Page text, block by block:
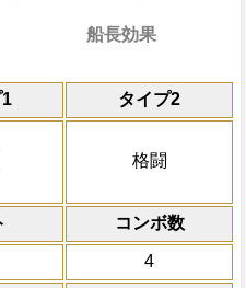
タイプ2
格闘
コンボ数
4
限界突破
通常時
敵全体を痺れ状態にし(60%
全体にかかっている
状態
の間チェイン係数が+1.4、
3人以上いる時、この必殺技
態異常無効の効果を無視し、
効果
り、サポート対象キャラが必
のキャラタグ
習得する効果
ジ軽減状態の効果を発動する
ターン減らす(1度の冒険で1回
い場合も1回とカウントする)
全属性がいる時、敵が
船長効果
通常時
青き戦士：強靭タイプキャ
属性が全ている時、強靭タイ
Lv上限突破